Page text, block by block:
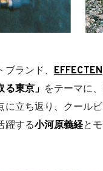
ランド、 EFFECTEN
東京」 をテーマに
立ち返り、クール
躍する小河原義経と